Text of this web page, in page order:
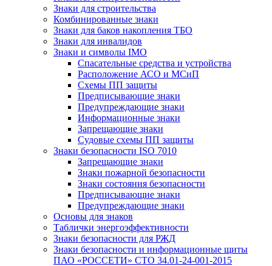
Знаки для строительства
Комбинированные знаки
Знаки для баков накопления ТБО
Знаки для инвалидов
Знаки и символы IMO
Спасательные средства и устройства
Расположение АСО и МСиП
Схемы ПП защиты
Предписывающие знаки
Предупреждающие знаки
Информационные знаки
Запрещающие знаки
Судовые схемы ПП защиты
Знаки безопасности ISO 7010
Запрещающие знаки
Знаки пожарной безопасности
Знаки состояния безопасности
Предписывающие знаки
Предупреждающие знаки
Основы для знаков
Таблички энергоэффективности
Знаки безопасности для РЖД
Знаки безопасности и информационные щиты
ПАО «РОССЕТИ» СТО 34.01-24-001-2015